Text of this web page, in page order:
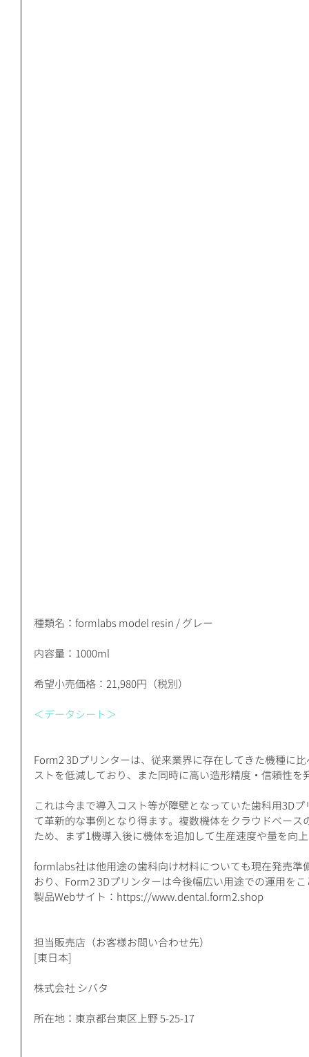
種類名：formlabs model resin / グレー
内容量：1000ml
希望小売価格：21,980円（税別）
＜データシート＞
Form2 3Dプリンターは、従来業界に存在してきた機種に
ストを低減しており、また同時に高い造形精度・信頼性を
これは今まで導入コスト等が障壁となっていた歯科用3D
て革新的な事例となり得ます。複数機体をクラウドベー
ため、まず1機導入後に機体を追加して生産速度や量を向
formlabs社は他用途の歯科向け材料についても現在発売準
おり、Form2 3Dプリンターは今後幅広い用途での運用を
製品Webサイト：https://www.dental.form2.shop
担当販売店（お客様お問い合わせ先）
[東日本]
株式会社 シバタ
所在地：東京都台東区上野 5-25-17